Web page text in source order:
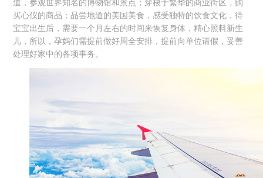
道，参观世界知名的博物馆和景点；穿梭于繁华的商业街区，购
买心仪的商品；品尝地道的美国美食，感受独特的饮食文化，待
宝宝出生后，需要一个月左右的时间来恢复身体，精心照料新生
儿，所以，孕妈们需提前做好周全安排，提前向单位请假，妥善
处理好家中的各项事务。